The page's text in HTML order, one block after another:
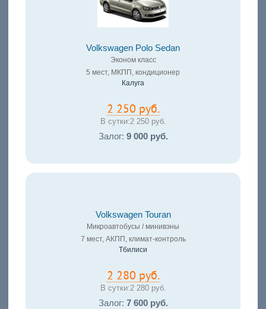
Volkswagen Polo Sedan
Эконом класс
5 мест, МКПП, кондиционер
Калуга
2 250 руб.
В сутки:2 250 руб.
Залог: 9 000 руб.
Volkswagen Touran
Микроавтобусы / минивэны
7 мест, АКПП, климат-контроль
Тбилиси
2 280 руб.
В сутки:2 280 руб.
Залог: 7 600 руб.